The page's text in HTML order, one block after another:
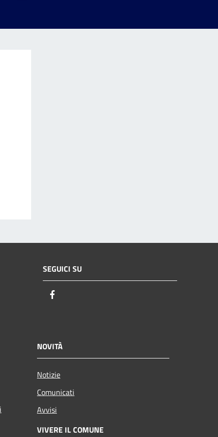
SEGUICI SU
NOVITÀ
Notizie
Comunicati
Avvisi
VIVERE IL COMUNE